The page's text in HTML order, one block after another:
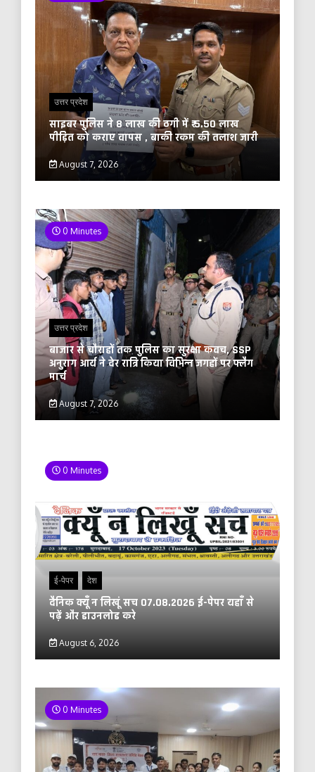
उत्तर प्रदेश
साइबर पुलिस ने 8 लाख की ठगी में ₹ 5.50 लाख
पीड़ित को कराए वापस , बाकी रकम की तलाश जारी
August 7, 2026
0 Minutes
उत्तर प्रदेश
बाजार से चौराहों तक पुलिस का सुरक्षा कवच, SSP
अनुराग आर्य ने देर रात्रि किया विभिन्न जगहों पर फ्लैग
मार्च
August 7, 2026
0 Minutes
ई-पेपर देश
दैनिक क्यूँ न लिखूं सच 07.08.2026 ई-पेपर यहाँ से
पढ़ें और डाउनलोड करे
August 6, 2026
0 Minutes